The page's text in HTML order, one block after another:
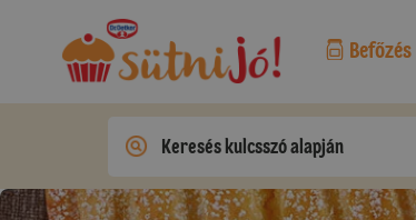
Befőzés